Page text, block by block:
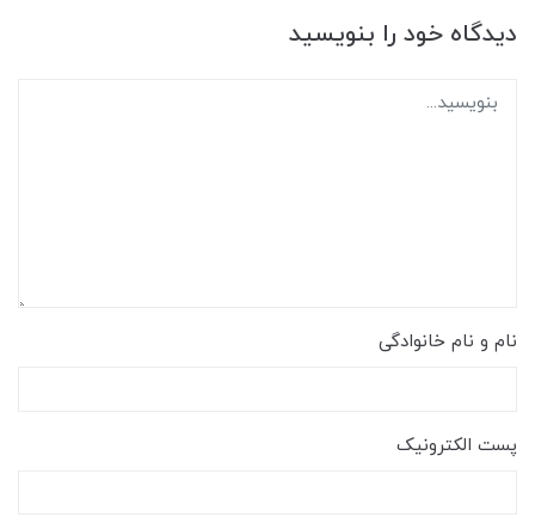
دیدگاه خود را بنویسید
نام و نام خانوادگی
پست الکترونیک